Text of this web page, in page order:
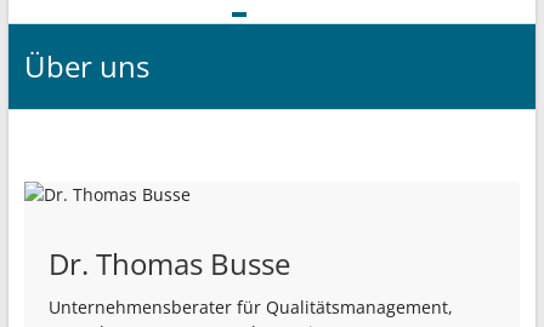
Beratung,
Schulung,
Training,
Über uns
Dr. Thomas Busse
Unter­neh­mens­be­rater für Quali­täts­ma­nagement,